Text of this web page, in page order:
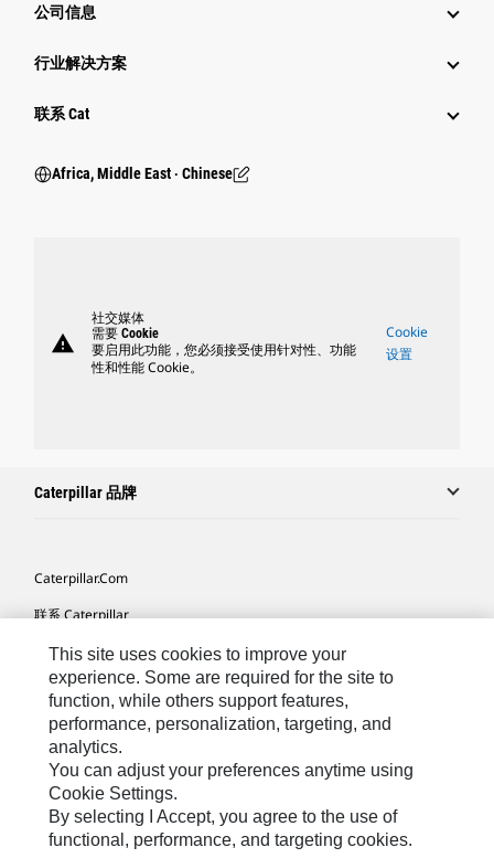
公司信息
行业解决方案
行业
联系 Cat
Africa, Middle East ‧ Chinese
warning
社交媒体
需要 Cookie
要启用此功能，您必须接受使用针对性、功能
性和性能 Cookie。
Cookie
设置
Caterpillar 品牌
Caterpillar.com
联系 Caterpillar
我的营销首选项
站点地图
Cookie Settings
法律
隐私
This site uses cookies to improve your
experience. Some are required for the site to
function, while others support features,
performance, personalization, targeting, and
analytics.
You can adjust your preferences anytime using
Cookie Settings.
By selecting I Accept, you agree to the use of
functional, performance, and targeting cookies.